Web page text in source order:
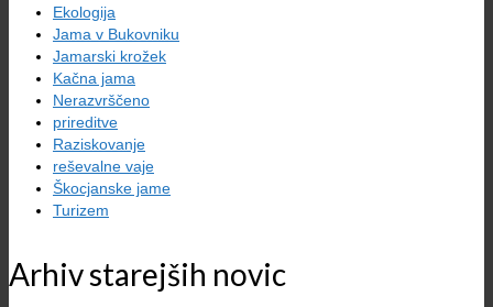
Ekologija
Jama v Bukovniku
Jamarski krožek
Kačna jama
Nerazvrščeno
prireditve
Raziskovanje
reševalne vaje
Škocjanske jame
Turizem
Arhiv starejših novic